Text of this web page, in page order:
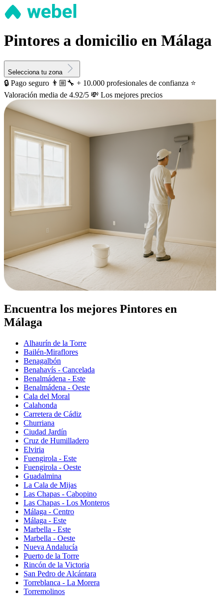
Pintores a domicilio en Málaga
Selecciona tu zona
🔒 Pago seguro 👨🏼‍🔧 + 10.000 profesionales de confianza ⭐️
Valoración media de 4.92/5 💸 Los mejores precios
Encuentra los mejores Pintores en
Málaga
Alhaurín de la Torre
Bailén-Miraflores
Benagalbón
Benahavís - Cancelada
Benalmádena - Este
Benalmádena - Oeste
Cala del Moral
Calahonda
Carretera de Cádiz
Churriana
Ciudad Jardín
Cruz de Humilladero
Elviria
Fuengirola - Este
Fuengirola - Oeste
Guadalmina
La Cala de Mijas
Las Chapas - Cabopino
Las Chapas - Los Monteros
Málaga - Centro
Málaga - Este
Marbella - Este
Marbella - Oeste
Nueva Andalucía
Puerto de la Torre
Rincón de la Victoria
San Pedro de Alcántara
Torreblanca - La Morera
Torremolinos